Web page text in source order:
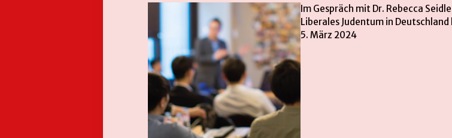
Im Gespräch mit Dr. Rebecca
Liberales Judentum in
5. März 2024